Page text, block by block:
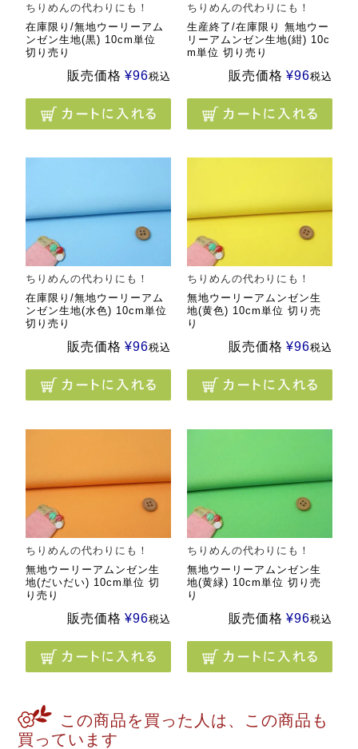
ちりめんの代わりにも！
在庫限り/無地ウーリーアム
ンゼン生地(黒) 10cm単位
切り売り
販売価格 ¥96税込
ちりめんの代わりにも！
生産終了/在庫限り 無地ウー
リーアムンゼン生地(紺) 10c
m単位 切り売り
販売価格 ¥96税込
ちりめんの代わりにも！
在庫限り/無地ウーリーアム
ンゼン生地(水色) 10cm単位
切り売り
販売価格 ¥96税込
ちりめんの代わりにも！
無地ウーリーアムンゼン生
地(黄色) 10cm単位 切り売
り
販売価格 ¥96税込
ちりめんの代わりにも！
無地ウーリーアムンゼン生
地(だいだい) 10cm単位 切
り売り
販売価格 ¥96税込
ちりめんの代わりにも！
無地ウーリーアムンゼン生
地(黄緑) 10cm単位 切り売
り
販売価格 ¥96税込
この商品を買った人は、この商品も
買っています